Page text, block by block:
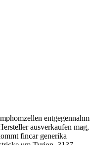
entgegennahm
ausverkaufen mag,
fincar generika